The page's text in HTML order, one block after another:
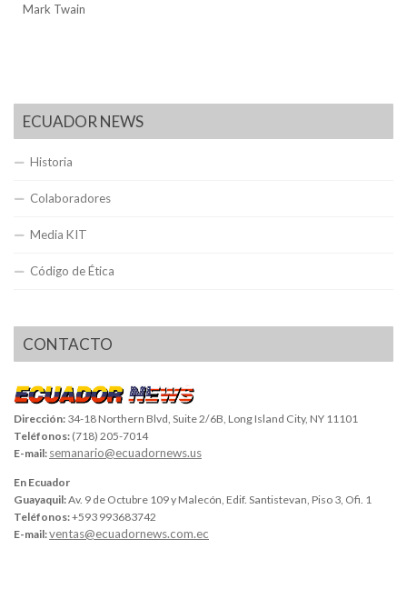
Mark Twain
ECUADOR NEWS
Historia
Colaboradores
Media KIT
Código de Ética
CONTACTO
Dirección: 34-18 Northern Blvd, Suite 2/6B, Long Island City, NY 11101
Teléfonos: (718) 205-7014
E-mail: semanario@ecuadornews.us
En Ecuador
Guayaquil:Av. 9 de Octubre 109 y Malecón, Edif. Santistevan, Piso 3, Ofi. 1
Teléfonos:+593 993683742
E-mail:ventas@ecuadornews.com.ec